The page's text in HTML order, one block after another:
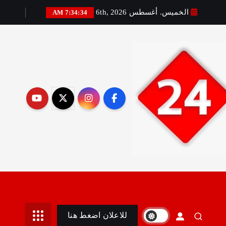
الخميس. أغسطس 6th, 2026 7:34:35 AM
أمين
للاعلان اضغط هنا